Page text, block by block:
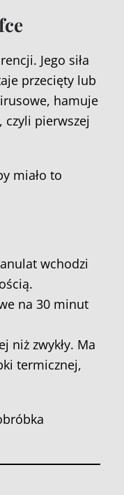
Jego siła
przecięty lub
hamuje
pierwszej
miało to
wchodzi
na 30 minut
niż zwykły. Ma
termicznej,